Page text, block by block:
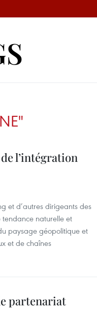
l’intégration
et d’autres dirigeants des
tendance naturelle et
paysage géopolitique et
et de chaînes
partenariat